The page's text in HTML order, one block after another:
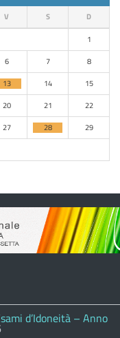
V S D
1
6 7
8
13 14
15
20 21
22
27 28
29
d’Idoneità – Anno